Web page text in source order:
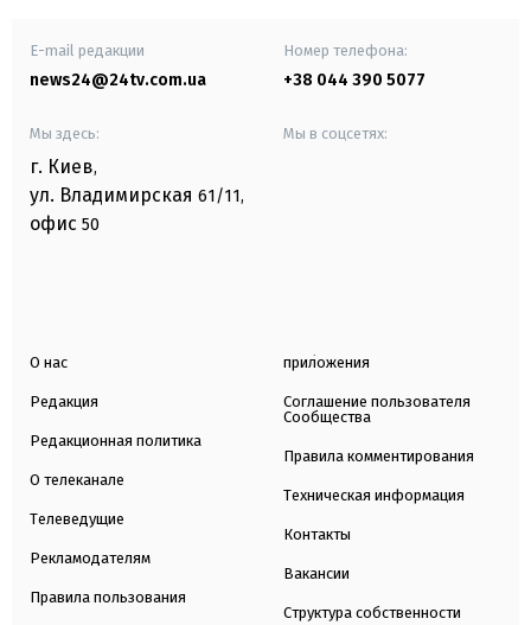
E-mail редакции
news24@24tv.com.ua
Номер телефона:
+38 044 390 5077
Мы здесь:
г. Киев,
ул. Владимирская 61/11,
офис 50
Мы в соцсетях:
О нас
Редакция
Редакционная политика
О телеканале
Телеведущие
Рекламодателям
Правила пользования
приложения
Соглашение пользователя
Сообщества
Правила комментирования
Техническая информация
Контакты
Вакансии
Структура собственности